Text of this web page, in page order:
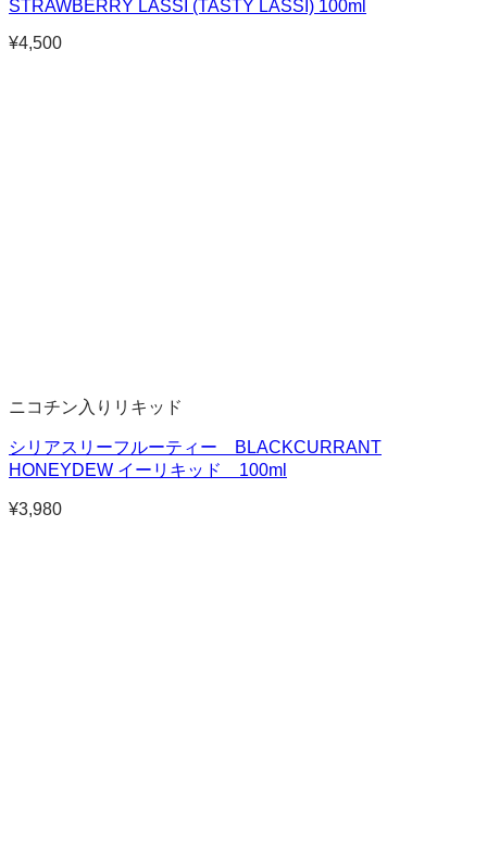
STRAWBERRY LASSI (TASTY LASSI) 100ml
¥4,500
ニコチン入りリキッド
シリアスリーフルーティー BLACKCURRANT
HONEYDEW イーリキッド 100ml
¥3,980